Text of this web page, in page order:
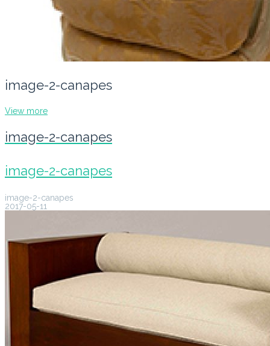
image-2-canapes
View more
image-2-canapes
image-2-canapes
image-2-canapes
2017-05-11